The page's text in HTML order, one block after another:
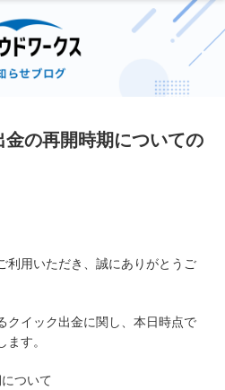
金の再開時期についての
利用いただき、誠にありがとうご
クイック出金に関し、本日時点で
す。
ついて